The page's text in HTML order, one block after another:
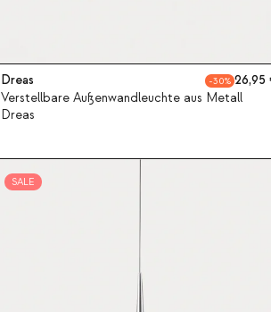
Dreas 30
26,95
Verstellbare Außenwandleuchte aus Metall
Dreas
SALE